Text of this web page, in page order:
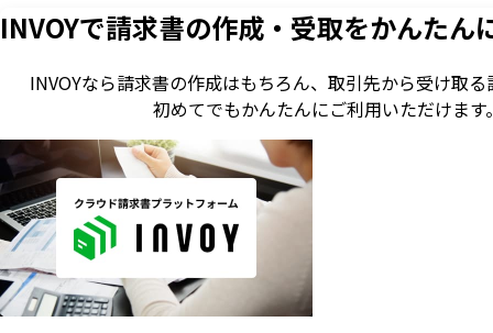
INVOYで請求書の作成・ 受取をかんたん
INVOYなら請求書の作成はもちろん、 取引先から受け取
初めてでもかんたんにご利用いただけます